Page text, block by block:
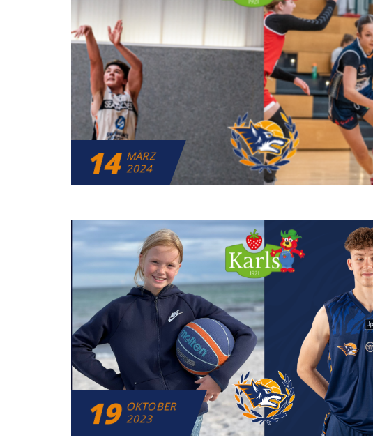
14 MÄRZ
2024
19 OKTOBER
2023